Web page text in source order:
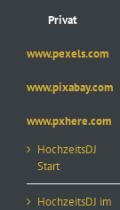
Privat
www.pexels.com
www.pixabay.com
www.pxhere.com
HochzeitsDJ
Start
HochzeitsDJ im